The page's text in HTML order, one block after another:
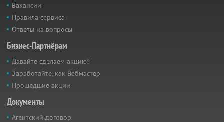
Вакансии
Правила сервиса
Ответы на вопросы
Бизнес-Партнёрам
Давайте сделаем акцию!
Заработайте, как Вебмастер
Прошедшие акции
Документы
Агентский договор